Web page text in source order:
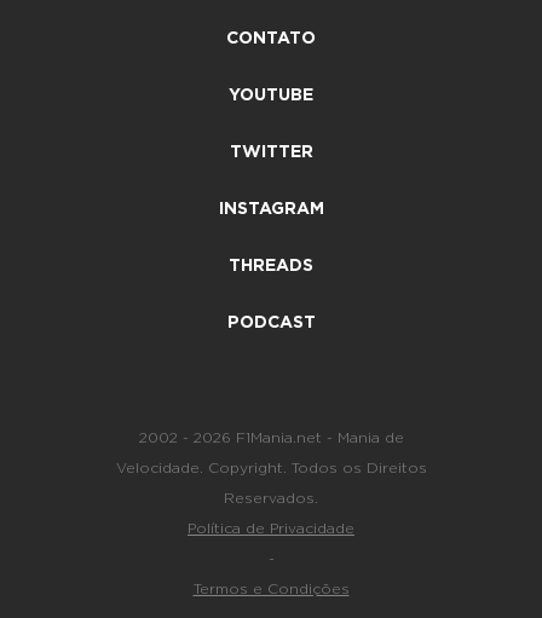
CONTATO
YOUTUBE
TWITTER
INSTAGRAM
THREADS
PODCAST
2002 - 2026 F1Mania.net - Mania de
Velocidade. Copyright. Todos os Direitos
Reservados.
Política de Privacidade
-
Termos e Condições